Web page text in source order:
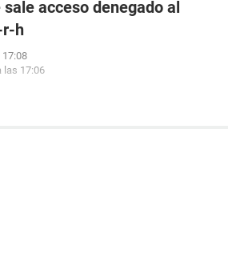
acceso denegado al
h
17:08
las 17:06